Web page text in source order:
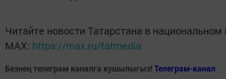
Читайте новости Татарстана в
MАХ: https://max.ru/tatmedia
Безнең телеграм каналга кушылыгыз! Телеграм-канал